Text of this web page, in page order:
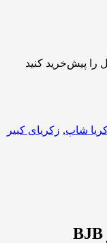
را پیش‌خرید کنید
شاپ, زکریای کبیر